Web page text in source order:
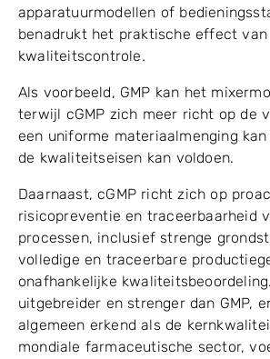
apparatuurmodellen of
benadrukt het praktische effect van
kwaliteitscontrole.
Als voorbeeld, GMP kan het
terwijl cGMP zich meer richt op de
een uniforme materiaalmenging
de kwaliteitseisen kan voldoen.
Daarnaast, cGMP richt zich op
risicopreventie en traceerbaarheid
processen, inclusief strenge
volledige en traceerbare
onafhankelijke
uitgebreider en strenger dan GMP,
algemeen erkend als de
mondiale farmaceutische sector,